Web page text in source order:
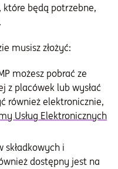
będą potrzebne,
musisz złożyć:
możesz pobrać ze
z placówek lub wysłać
również elektronicznie,
Usług Elektronicznych
składkowych i
dostępny jest na